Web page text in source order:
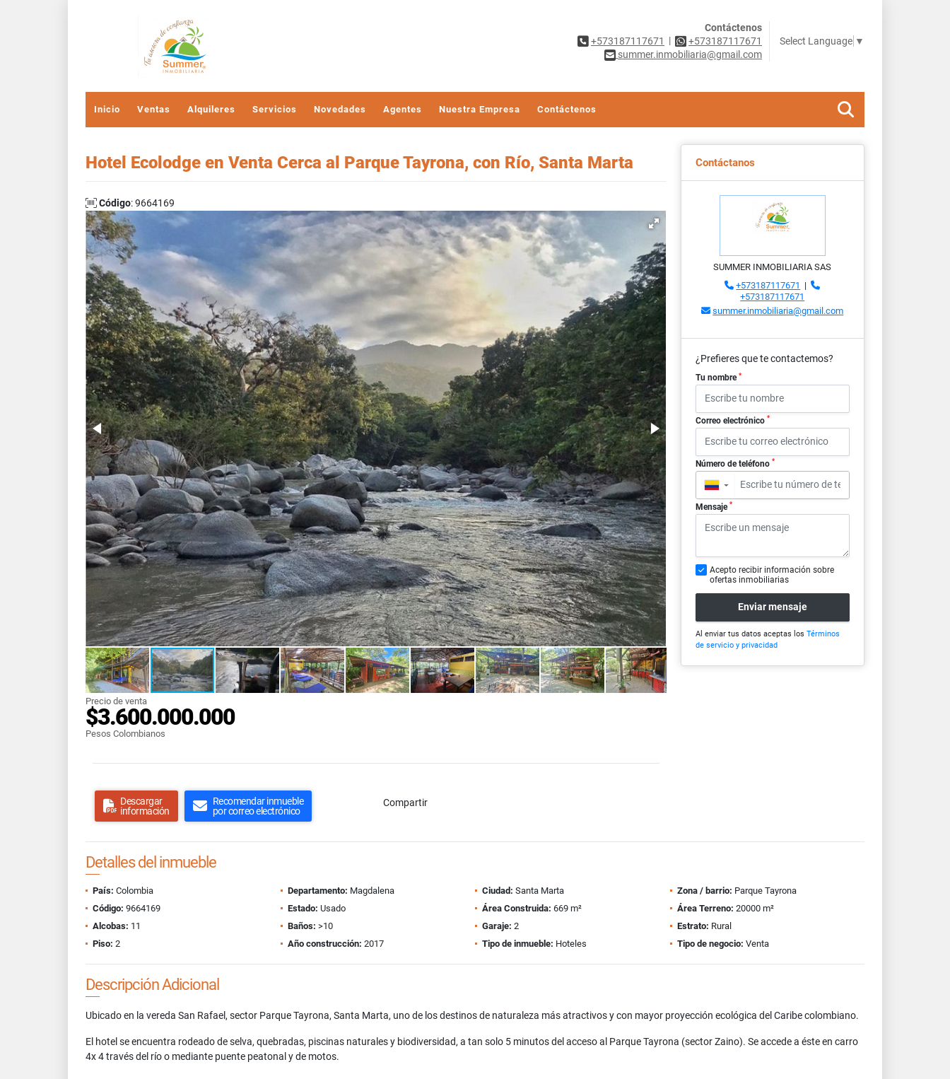
Contáctenos
+573187117671
|
+573187117671
summer.inmobiliaria@gmail.com
Select Language ▼
Inicio Ventas Alquileres Servicios Novedades Agentes Nuestra Empresa Contáctenos
Hotel Ecolodge en Venta Cerca al Parque Tayrona, con Río, Santa Marta
Código: 9664169
Precio de venta
$3.600.000.000
Pesos Colombianos
Descargar
información
Recomendar inmueble
por correo electrónico
Compartir
Contáctanos
SUMMER INMOBILIARIA SAS
+573187117671 |
+573187117671
summer.inmobiliaria@gmail.com
¿Prefieres que te contactemos?
Tu nombre *
Correo electrónico *
Número de teléfono *
▼
Mensaje *
Acepto recibir información sobre
ofertas inmobiliarias
Enviar mensaje
Al enviar tus datos aceptas los Términos
de servicio y privacidad
Detalles del inmueble
País: Colombia Departamento: Magdalena Ciudad: Santa Marta Zona / barrio: Parque Tayrona
Código: 9664169 Estado: Usado Área Construida: 669 m² Área Terreno: 20000 m²
Alcobas: 11 Baños: >10 Garaje: 2 Estrato: Rural
Piso: 2 Año construcción: 2017 Tipo de inmueble: Hoteles Tipo de negocio: Venta
Descripción Adicional
Ubicado en la vereda San Rafael, sector Parque Tayrona, Santa Marta, uno de los destinos de naturaleza más atractivos y con mayor proyección ecológica del Caribe colombiano.
El hotel se encuentra rodeado de selva, quebradas, piscinas naturales y biodiversidad, a tan solo 5 minutos del acceso al Parque Tayrona (sector Zaino). Se accede a éste en carro
4x 4 través del río o mediante puente peatonal y de motos.